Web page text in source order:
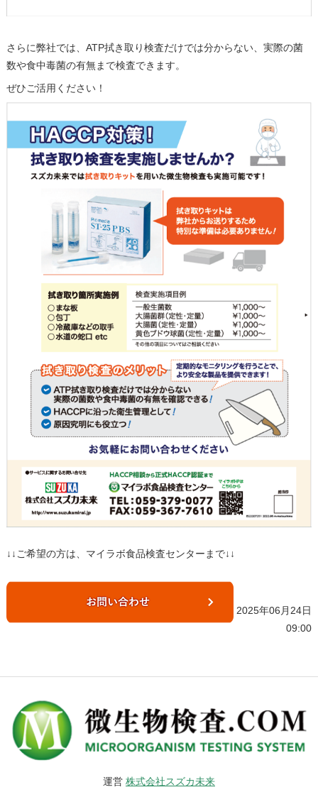
さらに弊社では、ATP拭き取り検査だけでは分からない、実際の菌
数や食中毒菌の有無まで検査できます。
ぜひご活用ください！
↓↓ご希望の方は、マイラボ食品検査センターまで↓↓
2025年06月24日
09:00
運営 株式会社スズカ未来